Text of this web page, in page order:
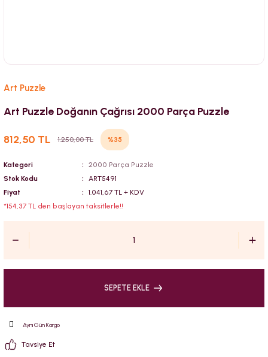
Art Puzzle
Art Puzzle Doğanın Çağrısı 2000 Parça Puzzle
812,50 TL 1.250,00 TL %35
Kategori
2000 Parça Puzzle
Stok Kodu
ART5491
Fiyat
1.041,67 TL + KDV
*154,37 TL den başlayan taksitlerle!!
SEPETE EKLE
Aynı Gün Kargo
Tavsiye Et